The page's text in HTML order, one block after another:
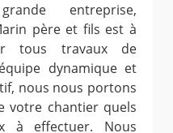
entreprise,
père et fils est à
tous travaux de
dynamique et
nous nous portons
votre chantier quels
à effectuer. Nous